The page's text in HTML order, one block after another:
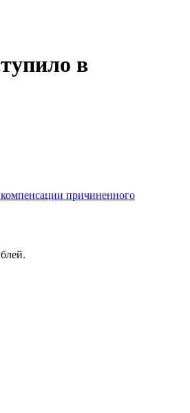
в
причиненного